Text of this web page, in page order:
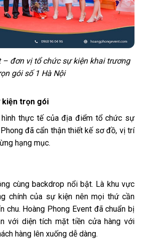
– đơn vị tổ chức sự kiện khai trương
gói số 1 Hà Nội
kiện trọn gói
thực tế của địa điểm tổ chức sự
đã cẩn thận thiết kế sơ đồ, vị trí
hạng mục.
cùng backdrop nổi bật. Là khu vực
chính của sự kiện nên mọi thứ cần
chu. Hoàng Phong Event đã chuẩn bị
với diện tích mặt tiền cửa hàng với
hàng lên xuống dễ dàng.